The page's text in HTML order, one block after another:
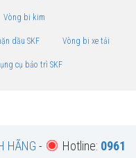
Vòng bi kim
dầu SKF Vòng bi xe tải
cụ bảo trì SKF
HÃNG - Hotline: 0961